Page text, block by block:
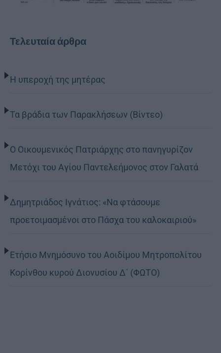
Τελευταία άρθρα
Η υπεροχή της μητέρας
Τα βράδια των Παρακλήσεων (Βίντεο)
Ο Οικουμενικός Πατριάρχης στο πανηγυρίζον
Μετόχι του Αγίου Παντελεήμονος στον Γαλατά
Δημητριάδος Ιγνάτιος: «Να φτάσουμε
προετοιμασμένοι στο Πάσχα του καλοκαιριού»
Ετήσιο Μνημόσυνο του Αοιδίμου Μητροπολίτου
Κορίνθου κυρού Διονυσίου Δ΄ (ΦΩΤΟ)